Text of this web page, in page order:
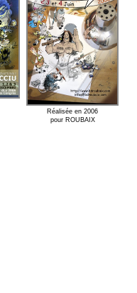
Réalisée en 2006
pour ROUBAIX